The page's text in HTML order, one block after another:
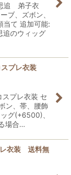
追 弟子衣
ブ、ズボン、
当て 追加可能:
のウィッグ
スプレ衣装
スプレ衣装 セ
ン、帯、腰飾
グ(+6500)、
場合…
レ衣装 送料無